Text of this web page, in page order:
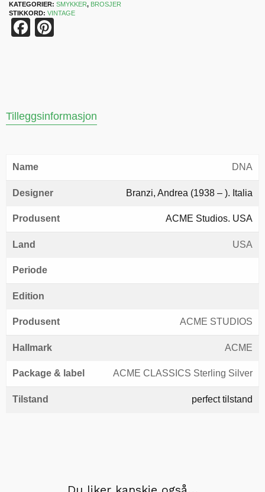
KATEGORIER: SMYKKER, BROSJER
STIKKORD: VINTAGE
Facebook
Tilleggsinformasjon
Name DNA
Designer Branzi, Andrea (1938 – ). Italia
Produsent ACME Studios. USA
Land USA
Periode
Edition
Produsent ACME STUDIOS
Hallmark ACME
Package & label ACME CLASSICS Sterling Silver
Tilstand perfect tilstand